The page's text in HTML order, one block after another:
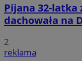
Pijana 32-latka
dachowała na
2
reklama